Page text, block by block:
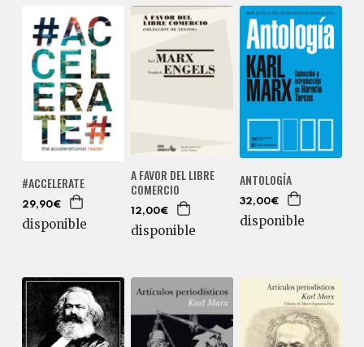
#ACCELERATE
29,90€
disponible
A FAVOR DEL LIBRE
COMERCIO
12,00€
disponible
ANTOLOGÍA
32,00€
disponible